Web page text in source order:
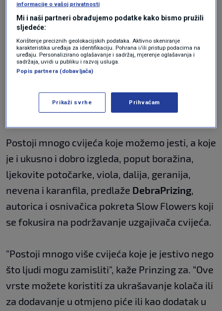
cvijećem možete ukrasiti i slatka i slana jela.
Staviti ga u kocku leda i poboljšavate koktele.
Osušeni se mogu koristiti u napitcima,
džemovima, kruhu i umacima", samo su neke
od navedenih mogućnosti.
Najbolje cvijeće za jelo
Postoji mnogo cvijeća koje možemo jesti, a koje
je i ukusno i dobro izgleda, poput boražina,
ljekovite potočarke, viola, dalija, geranija,
nevena i karanfila, predlaže DebraPrizing
autorica i osnivačica pokreta Slow Flowers koji
se fokusira na podržavanje uzgajivača cvijeća.
"Postoji mnogo više cvijeća koje je jestivo nego
što ljudi mogu zamisliti", kaže Prinzing za. “Ove
vrste možete koristiti za ukrašavanje kolača ili
za dodavanje u otmjeno piće ili kao dodatak u
informacije o vašoj privatnosti
Mi i naši partneri obrađujemo podatke kako bismo pružili
sljedeće:
Korištenje preciznih geolokacijskih podataka. Aktivno skeniranje
karakteristika uređaja za identifikaciju. Pohrana i/ili pristup podacima na
uređaju. Personalizirano oglašavanje i sadržaj, mjerenje oglašavanja i
sadržaja, uvidi u publiku i razvoj usluga.
Popis partnera (dobavljača)
Prikaži svrhe Prihvaćam